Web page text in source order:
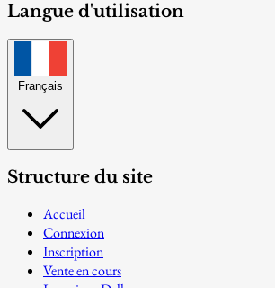
Langue d'utilisation
Français
Structure du site
Accueil
Connexion
Inscription
Vente en cours